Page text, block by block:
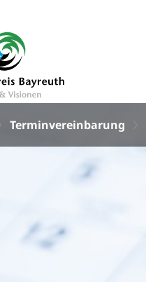
Terminvereinbarung